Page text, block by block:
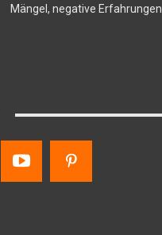
Mängel, negative Erfahrungen